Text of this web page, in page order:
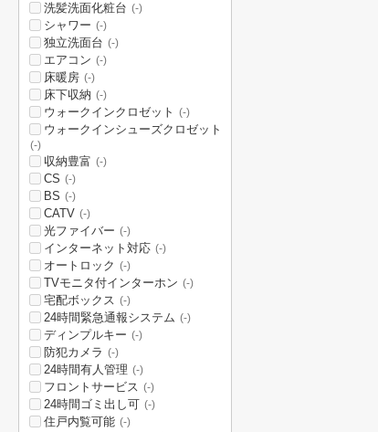
洗髪洗面化粧台 (-)
シャワー (-)
独立洗面台 (-)
エアコン (-)
床暖房 (-)
床下収納 (-)
ウォークインクロゼット (-)
ウォークインシューズクロゼット
(-)
収納豊富 (-)
CS (-)
BS (-)
CATV (-)
光ファイバー (-)
インターネット対応 (-)
オートロック (-)
TVモニタ付インターホン (-)
宅配ボックス (-)
24時間緊急通報システム (-)
ディンプルキー (-)
防犯カメラ (-)
24時間有人管理 (-)
フロントサービス (-)
24時間ゴミ出し可 (-)
住戸内覧可能 (-)